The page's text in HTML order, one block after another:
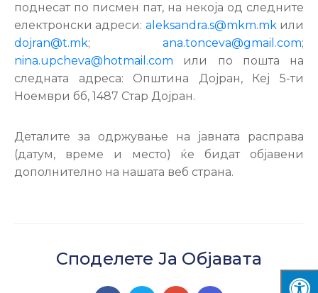
поднесат по писмен пат, на некоја од следните
електронски адреси: aleksandra.s@mkm.mkили
dojran@t.mk; ana.tonceva@gmail.com;
nina.upcheva@hotmail.com или по пошта на
следната адреса: Општина Дојран, Кеј 5-ти
Ноември бб, 1487 Стар Дојран.
Деталите за одржување на јавната расправа
(датум, време и место) ќе бидат објавени
дополнително на нашата веб страна.
Споделете Ја Објавата